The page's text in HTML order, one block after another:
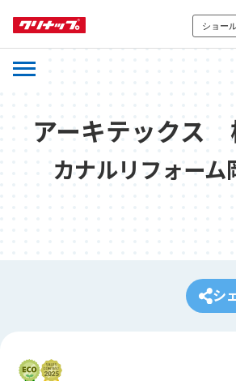
ショー
アーキテックス
カナルリフォーム
シ